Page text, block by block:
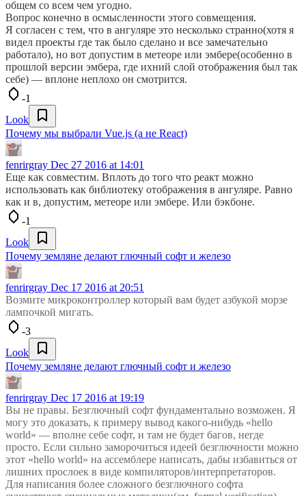
общем со всем чем угодно.
Вопрос конечно в осмысленности этого совмещения.
Я согласен с тем, что в ангуляре это несколько странно(хотя я
видел проекты где так было сделано и все замечательно
работало), но вот допустим в метеоре или эмбере(особенно в
прошлой версии эмбера, где ихний слой отображения был так
себе) — вплоне неплохо он смотрится.
-1
Look
Почему мы выбрали Vue.js (а не React)
fenrirgray Dec 27 2016 at 14:01
Еще как совместим. Вплоть до того что реакт можно
использовать как библиотеку отображения в ангуляре. Равно
как и в, допустим, метеоре или эмбере. Или бэкбоне.
-1
Look
Почему земляне делают глючный софт и железо
fenrirgray Dec 17 2016 at 20:51
Возмите микроконтроллер который вам будет азбукой морзе
лампочкой мигать.
-3
Look
Почему земляне делают глючный софт и железо
fenrirgray Dec 17 2016 at 19:19
Вы не правы. Безглючный софт фундаментально возможен. Я
могу это доказать, к примеру вывод какого-нибудь «hello
world» — вполне себе софт, и там не будет багов, негде
просто. Если сильно заморочиться идеей безглючности можно
этот «hello world» на ассемблере написать, дабы избавиться от
лишних прослоек в виде компиляторов/интерпретаторов.
Для написания более сложного безглючного софта